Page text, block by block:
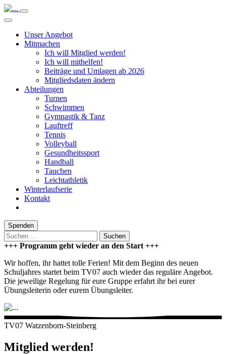
Unser Angebot
Mitmachen
Ich will Mitglied werden!
Ich will mithelfen!
Beiträge und Umlagen ab 2026
Mitgliedsdaten ändern
Abteilungen
Turnen
Schwimmen
Gymnastik & Tanz
Lauftreff
Tennis
Volleyball
Gesundheitssport
Handball
Tauchen
Leichtathletik
Winterlaufserie
Kontakt
Spenden
Suchen
+++ Programm geht wieder an den Start +++
Wir hoffen, ihr hattet tolle Ferien! Mit dem Beginn des neuen
Schuljahres startet beim TV07 auch wieder das reguläre Angebot.
Die jeweilige Regelung für eure Gruppe erfahrt ihr bei eurer
Übungsleiterin oder eurem Übungsleiter.
TV07 Watzenborn-Steinberg
Mitglied werden!